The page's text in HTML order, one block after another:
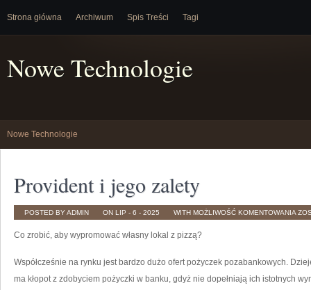
Strona główna Archiwum Spis Treści Tagi
Nowe Technologie
Nowe Technologie
Provident i jego zalety
POSTED BY ADMIN ON LIP - 6 - 2025 WITH MOŻLIWOŚĆ KOMENTOWANIA
I
Co zrobić, aby wypromować własny lokal z pizzą?
Współcześnie na rynku jest bardzo dużo ofert pożyczek pozabankowych.
ma kłopot z zdobyciem pożyczki w banku, gdyż nie dopełniają ich istotnych